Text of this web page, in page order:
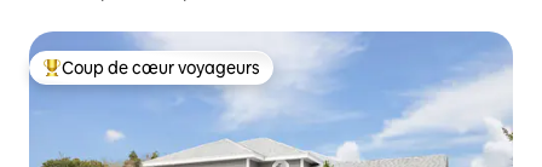
Coups de cœur voyageurs les plus appréciés
Coup de cœur voyageurs